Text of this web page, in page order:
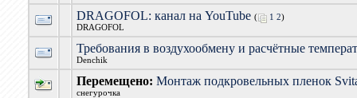
DRAGOFOL: канал на YouTube ( 1 2)
DRAGOFOL
Требования в воздухообмену и расчётные
Denchik
Перемещено: Монтаж подкровельных пленок
снегурочка